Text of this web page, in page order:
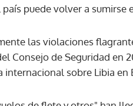
puede volver a sumirse
las violaciones
Consejo de Seguridad en
sobre Libia en